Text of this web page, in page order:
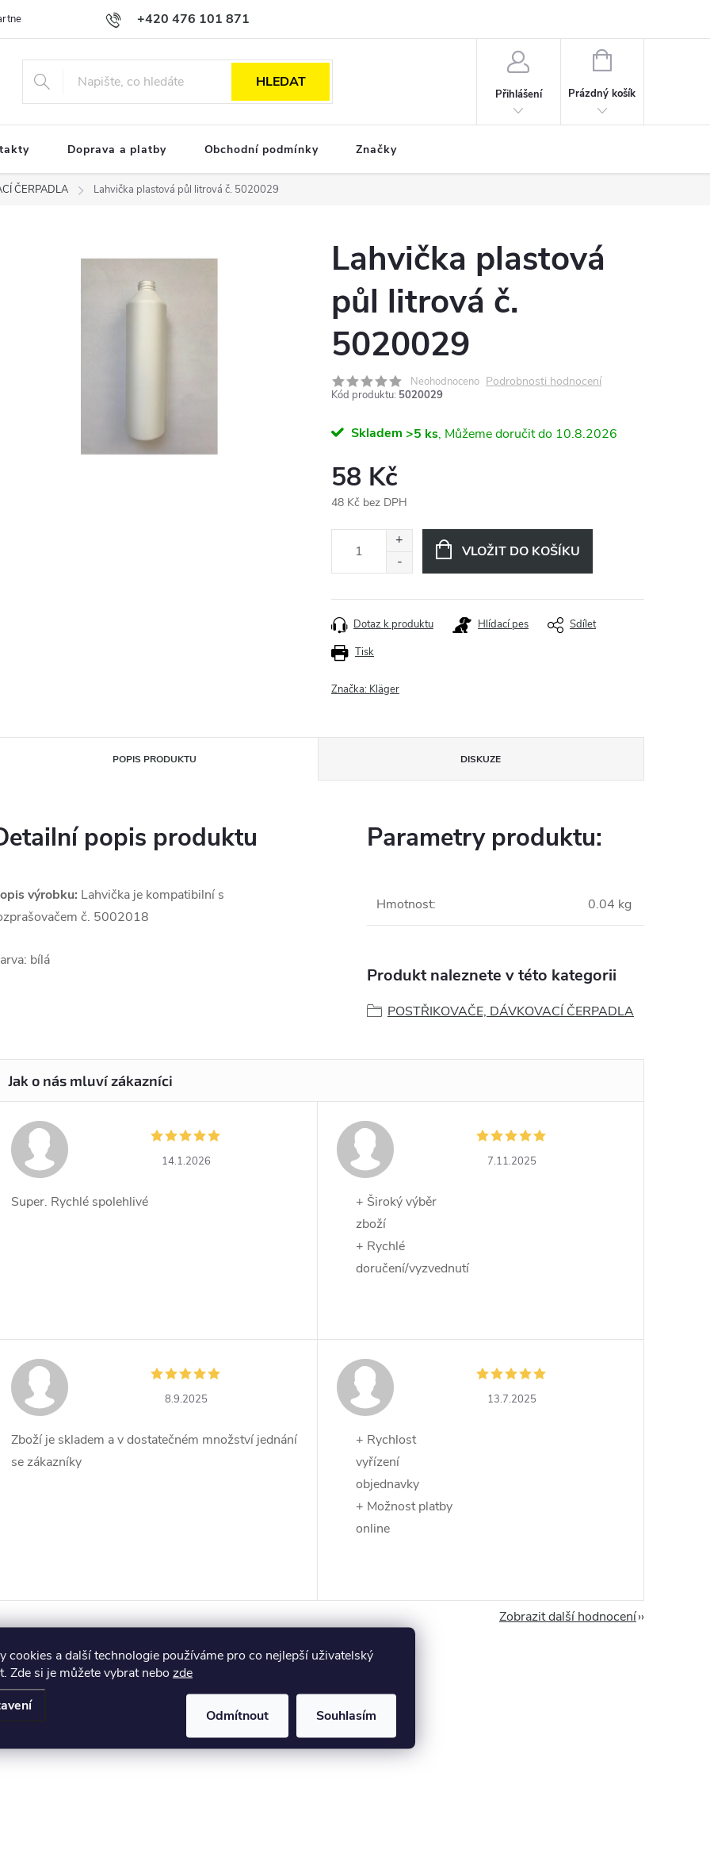
cookies a další technologie používáme pro co nejlepší uživatelský
Zde si je můžete vybrat nebo zde
Odmítnout Souhlasím
+420 476 101 871
spolupráce Obchodní podmínky Podmínky ochrany osobních údajů
HLEDAT
Přihlášení
NÁKUPNÍ
Prázdný košík
Doprava a platby Obchodní podmínky Značky
ČERPADLA Lahvička plastová půl litrová č. 5020029
Lahvička plastová
půl litrová č.
5020029
Neohodnoceno Podrobnosti hodnocení
Kód produktu: 5020029
Skladem >5 ks 10.8.2026
58 Kč
48 Kč bez DPH
VLOŽIT DO KOŠÍKU
Tisk
Dotaz k produktu Hlídací pes Sdílet
Značka: Kläger
POPIS PRODUKTU DISKUZE
popis produktu
výrobku: Lahvička je kompatibilní s
č. 5002018
bílá
Parametry produktu:
Hmotnost: 0.04 kg
Produkt naleznete v této kategorii
POSTŘIKOVAČE, DÁVKOVACÍ ČERPADLA
14.1.2026
Super. Rychlé spolehlivé
7.11.2025
+ Široký výběr
zboží
+ Rychlé
doručení/vyzvednutí
8.9.2025
Zboží je skladem a v dostatečném množství jednání
se zákazníky
13.7.2025
+ Rychlost
vyřízení
objednavky
+ Možnost platby
online
Zobrazit další hodnocení